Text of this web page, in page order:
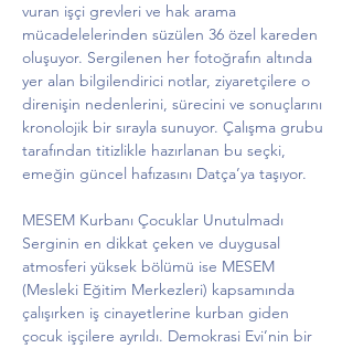
vuran işçi grevleri ve hak arama
mücadelelerinden süzülen 36 özel kareden
oluşuyor. Sergilenen her fotoğrafın altında
yer alan bilgilendirici notlar, ziyaretçilere o
direnişin nedenlerini, sürecini ve sonuçlarını
kronolojik bir sırayla sunuyor. Çalışma grubu
tarafından titizlikle hazırlanan bu seçki,
emeğin güncel hafızasını Datça’ya taşıyor.
MESEM Kurbanı Çocuklar Unutulmadı
Serginin en dikkat çeken ve duygusal
atmosferi yüksek bölümü ise MESEM
(Mesleki Eğitim Merkezleri) kapsamında
çalışırken iş cinayetlerine kurban giden
çocuk işçilere ayrıldı. Demokrasi Evi’nin bir